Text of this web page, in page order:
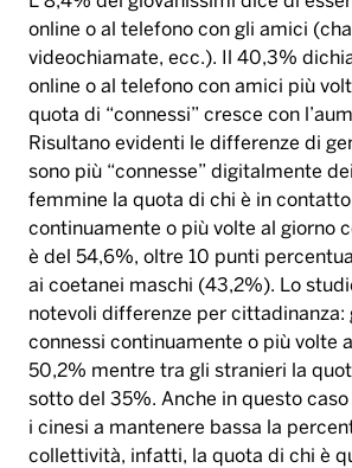
online o al telefono con gli amici
videochiamate, ecc.). Il 40,3%
online o al telefono con amici più
quota di “connessi” cresce con
Risultano evidenti le differenze di
sono più “connesse” digitalmente
femmine la quota di chi è in contatto
continuamente o più volte al giorno
è del 54,6%, oltre 10 punti
ai coetanei maschi (43,2%). Lo
notevoli differenze per cittadinanza:
connessi continuamente o più volte
50,2% mentre tra gli stranieri la
sotto del 35%. Anche in questo
i cinesi a mantenere bassa la
collettività, infatti, la quota di chi è